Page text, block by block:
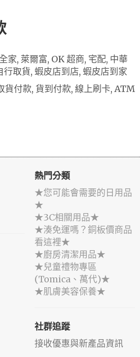
家, 萊爾富, OK 超商, 宅配, 中華
行取貨, 蝦皮店到店, 蝦皮店到家
貨付款, 貨到付款, 線上刷卡, ATM
熱門分類
★您可能會需要的日用品
★
★3C相關用品★
★湊免運嗎？銅板價商品
看這裡★
★廚房清潔用品★
★兒童禮物專區
(Tomica、萬代)★
★肌膚美容保養★
社群追蹤
接收優惠與新產品資訊